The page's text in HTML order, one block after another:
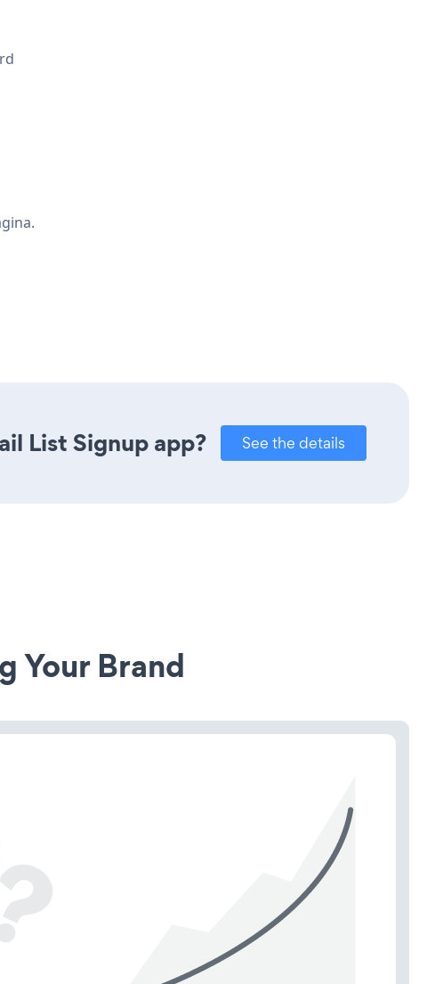
List Signup app? See the details
Your Brand